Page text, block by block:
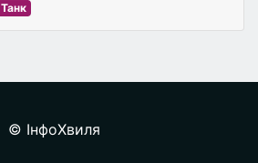
Танк
© ІнфоХвиля